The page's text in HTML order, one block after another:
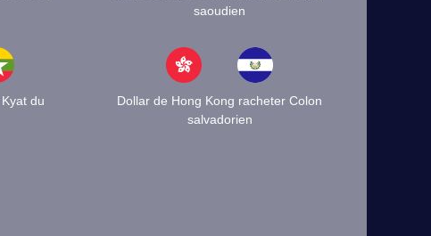
saoudien
du
Dollar de Hong Kong racheter Colon
salvadorien